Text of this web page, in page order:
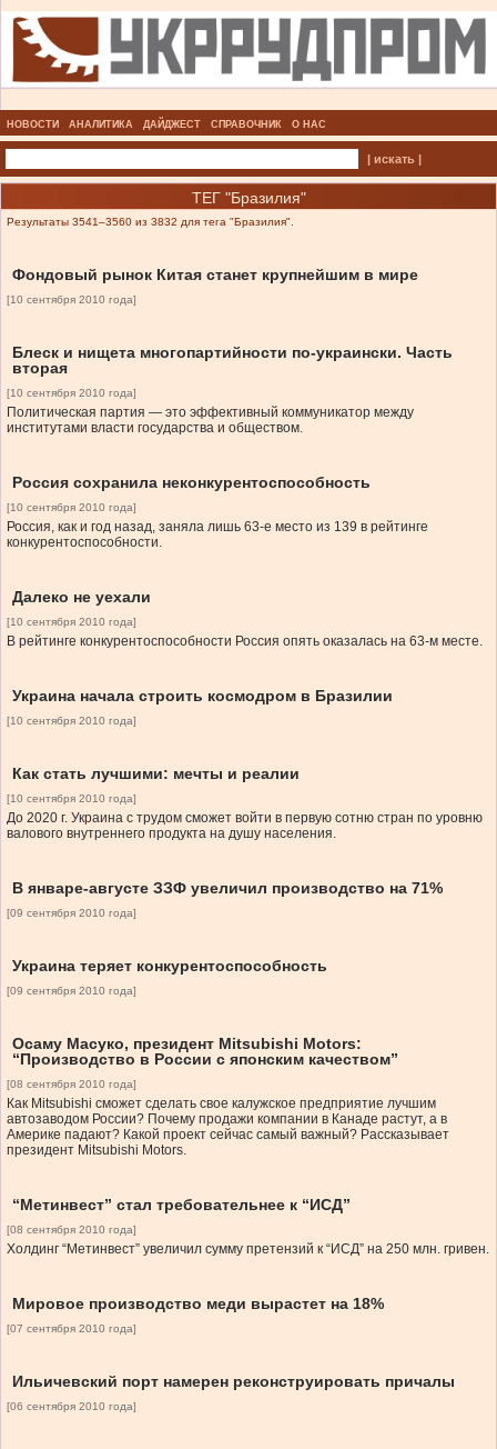
НОВОСТИ АНАЛИТИКА ДАЙДЖЕСТ СПРАВОЧНИК О НАС
| искать |
ТЕГ "Бразилия"
Результаты 3541–3560 из 3832 для тега "Бразилия".
Фондовый рынок Китая станет крупнейшим в мире
[10 сентября 2010 года]
Блеск и нищета многопартийности по-украински. Часть
вторая
[10 сентября 2010 года]
Политическая партия — это эффективный коммуникатор между
институтами власти государства и обществом.
Россия сохранила неконкурентоспособность
[10 сентября 2010 года]
Россия, как и год назад, заняла лишь 63-е место из 139 в рейтинге
конкурентоспособности.
Далеко не уехали
[10 сентября 2010 года]
В рейтинге конкурентоспособности Россия опять оказалась на 63-м месте.
Украина начала строить космодром в Бразилии
[10 сентября 2010 года]
Как стать лучшими: мечты и реалии
[10 сентября 2010 года]
До 2020 г. Украина с трудом сможет войти в первую сотню стран по уровню
валового внутреннего продукта на душу населения.
В январе-августе ЗЗФ увеличил производство на 71%
[09 сентября 2010 года]
Украина теряет конкурентоспособность
[09 сентября 2010 года]
Осаму Масуко, президент Mitsubishi Motors:
“Производство в России с японским качеством”
[08 сентября 2010 года]
Как Mitsubishi сможет сделать свое калужское предприятие лучшим
автозаводом России? Почему продажи компании в Канаде растут, а в
Америке падают? Какой проект сейчас самый важный? Рассказывает
президент Mitsubishi Motors.
“Метинвест” стал требовательнее к “ИСД”
[08 сентября 2010 года]
Холдинг “Метинвест” увеличил сумму претензий к “ИСД” на 250 млн. гривен.
Мировое производство меди вырастет на 18%
[07 сентября 2010 года]
Ильичевский порт намерен реконструировать причалы
[06 сентября 2010 года]